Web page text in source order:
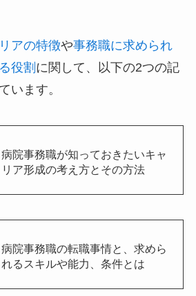
アの特徴や事務職に求められ
役割 に関して、以下の2つの記
います。
病院事務職が知っておきたいキャ
リア形成の考え方とその方法
病院事務職の転職事情と、求めら
れるスキルや能力、条件とは